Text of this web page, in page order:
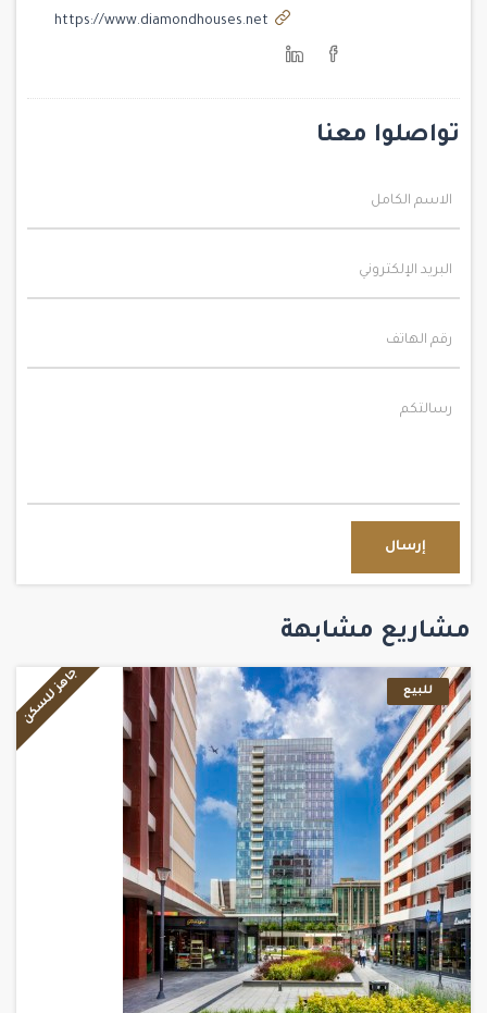
تواصلوا معنا
إرسال
مشاريع مشابهة
للبيع جاهز للسكن